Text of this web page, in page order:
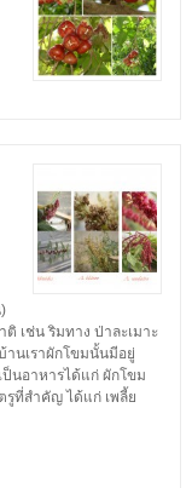
เช่น ริมทาง ป่าละเมาะ
านเราผักโขมนั้นมีอยู่
นอาหารได้แก่ ผักโขม
ที่สำคัญ ได้แก่ เพลี้ย